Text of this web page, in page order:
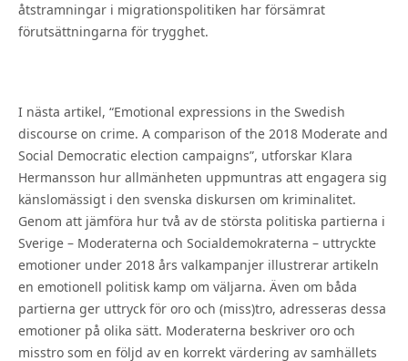
åtstramningar i migrationspolitiken har försämrat
förutsättningarna för trygghet.
I nästa artikel, “Emotional expressions in the Swedish
discourse on crime. A comparison of the 2018 Moderate and
Social Democratic election campaigns”, utforskar Klara
Hermansson hur allmänheten uppmuntras att engagera sig
känslomässigt i den svenska diskursen om kriminalitet.
Genom att jämföra hur två av de största politiska partierna i
Sverige – Moderaterna och Socialdemokraterna – uttryckte
emotioner under 2018 års valkampanjer illustrerar artikeln
en emotionell politisk kamp om väljarna. Även om båda
partierna ger uttryck för oro och (miss)tro, adresseras dessa
emotioner på olika sätt. Moderaterna beskriver oro och
misstro som en följd av en korrekt värdering av samhällets